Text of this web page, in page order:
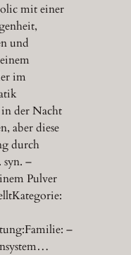
mit einer
und
im
der Nacht
aber diese
durch
–
Pulver
–